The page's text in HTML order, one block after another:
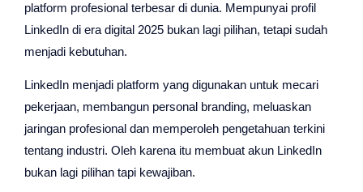
platform profesional terbesar di dunia. Mempunyai profil
LinkedIn di era digital 2025 bukan lagi pilihan, tetapi sudah
menjadi kebutuhan.
LinkedIn menjadi platform yang digunakan untuk mecari
pekerjaan, membangun personal branding, meluaskan
jaringan profesional dan memperoleh pengetahuan terkini
tentang industri. Oleh karena itu membuat akun LinkedIn
bukan lagi pilihan tapi kewajiban.